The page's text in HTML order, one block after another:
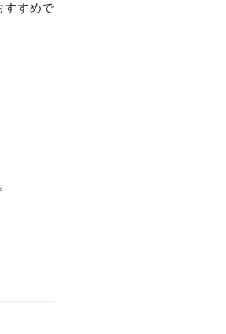
すすめで